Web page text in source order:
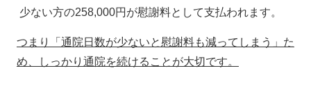
少ない方の258,000円が慰謝料として支払われます。
つまり「通院日数が少ないと慰謝料も減ってしまう」た
め、しっかり通院を続けることが大切です。